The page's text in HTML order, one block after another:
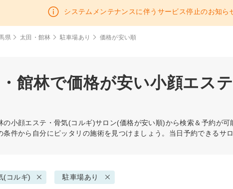
システムメンテナンスに伴うサービス停止のお知
県 太田・館林 駐車場あり 価格が安い順
館林で価格が安い小顔エス
の小顔エステ・骨気(コルギ)サロン(価格が安い順)から検索＆予約が
条件から自分にピッタリの施術を見つけましょう。当日予約できるサロ
(コルギ) 駐車場あり